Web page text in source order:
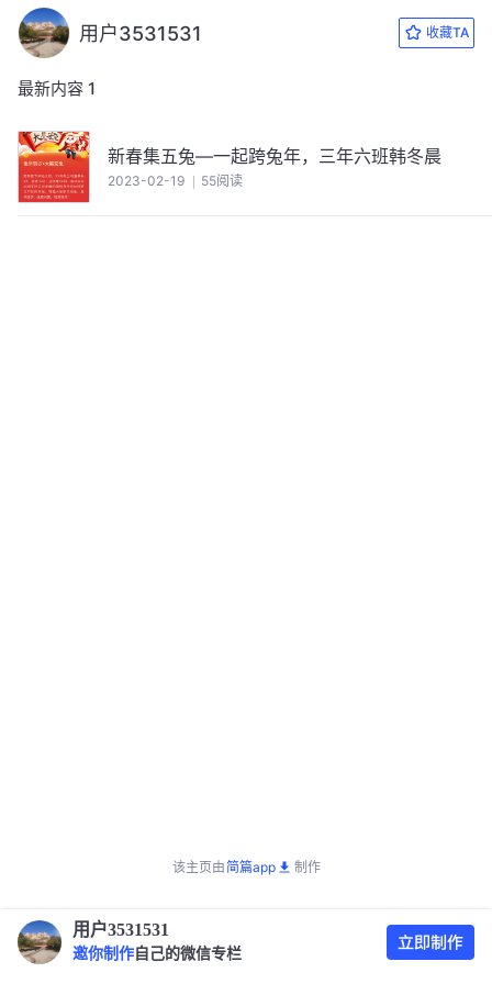
用户3531531 收藏TA
最新内容 1
新春集五兔—一起跨兔年，三年六班韩冬晨
2023-02-19 55阅读
该主页由简篇app 制作
用户3531531
邀你制作 自己的微信专栏